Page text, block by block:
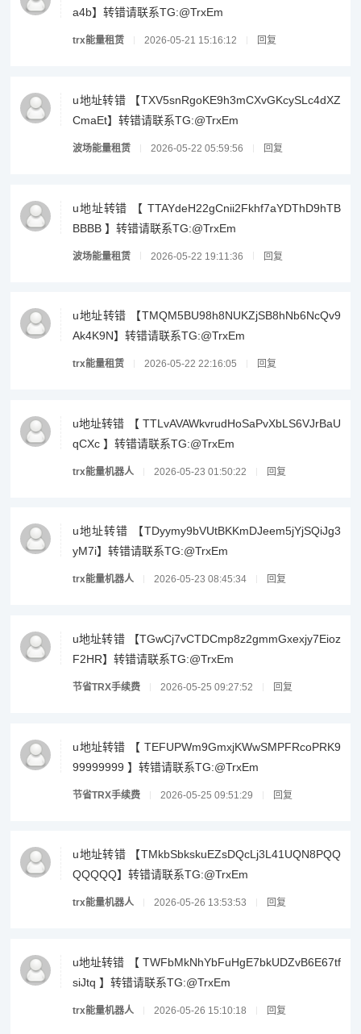
a4b】转错请联系TG:@TrxEm
trx能量租赁 2026-05-21 15:16:12 回复
u地址转错 【TXV5snRgoKE9h3mCXvGKcySLc4dXZ
CmaEt】转错请联系TG:@TrxEm
波场能量租赁 2026-05-22 05:59:56 回复
u地址转错 【 TTAYdeH22gCnii2Fkhf7aYDThD9hTB
BBBB 】转错请联系TG:@TrxEm
波场能量租赁 2026-05-22 19:11:36 回复
u地址转错 【TMQM5BU98h8NUKZjSB8hNb6NcQv9
Ak4K9N】转错请联系TG:@TrxEm
trx能量租赁 2026-05-22 22:16:05 回复
u地址转错 【 TTLvAVAWkvrudHoSaPvXbLS6VJrBaU
qCXc 】转错请联系TG:@TrxEm
trx能量机器人 2026-05-23 01:50:22 回复
u地址转错 【TDyymy9bVUtBKKmDJeem5jYjSQiJg3
yM7i】转错请联系TG:@TrxEm
trx能量机器人 2026-05-23 08:45:34 回复
u地址转错 【TGwCj7vCTDCmp8z2gmmGxexjy7Eioz
F2HR】转错请联系TG:@TrxEm
节省TRX手续费 2026-05-25 09:27:52 回复
u地址转错 【 TEFUPWm9GmxjKWwSMPFRcoPRK9
99999999 】转错请联系TG:@TrxEm
节省TRX手续费 2026-05-25 09:51:29 回复
u地址转错 【TMkbSbkskuEZsDQcLj3L41UQN8PQQ
QQQQQ】转错请联系TG:@TrxEm
trx能量机器人 2026-05-26 13:53:53 回复
u地址转错 【 TWFbMkNhYbFuHgE7bkUDZvB6E67tf
siJtq 】转错请联系TG:@TrxEm
trx能量机器人 2026-05-26 15:10:18 回复